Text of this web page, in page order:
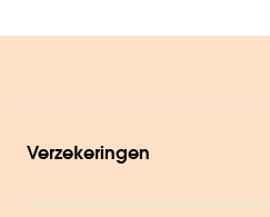
Verzekeringen